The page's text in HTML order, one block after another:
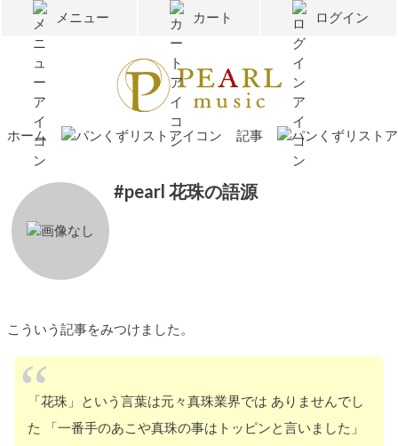
メニュー カート ログイン
ホーム 記事
#pearl 花珠の語源
こういう記事をみつけました。
「花珠」という言葉は元々真珠業界では ありませんでし
た 「一番手のあこや真珠の事はトッピンと言いました」